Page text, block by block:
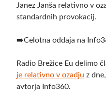
Janez Janša relativno v
standardnih provokacij.
➡️Celotna oddaja na
Radio Brežice Eu delimo
je relativno v ozadju z
avtorja Info360.